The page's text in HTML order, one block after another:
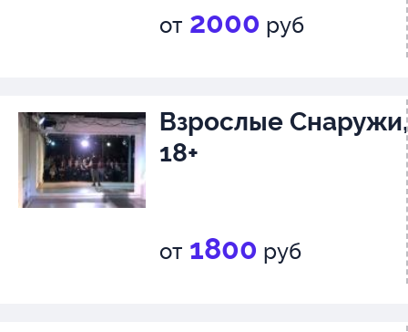
от 2000 руб
Взрослые Снаружи,
18+
от 1800 руб